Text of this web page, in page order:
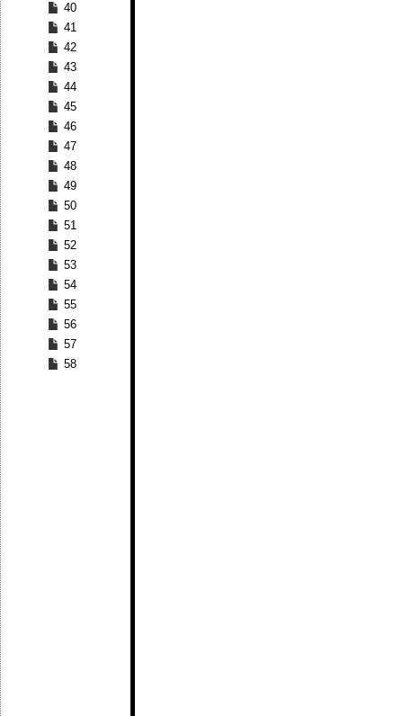
40
41
42
43
44
45
46
47
48
49
50
51
52
53
54
55
56
57
58